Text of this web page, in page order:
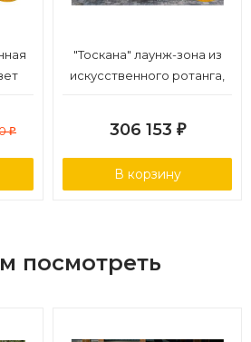
₽
"Тоскана" лаунж-зона из
искусственного ротанга,
306 153 ₽
В корзину
посмотреть